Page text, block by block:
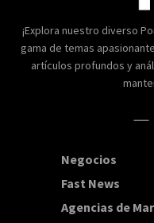
¡Explora nuestro diverso
gama de temas
artículos profundos y
Negocios
Fast News
Agencias de